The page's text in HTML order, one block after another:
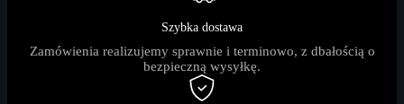
Szybka dostawa
Zamówienia realizujemy sprawnie i terminowo, z dbałością o
bezpieczną wysyłkę.